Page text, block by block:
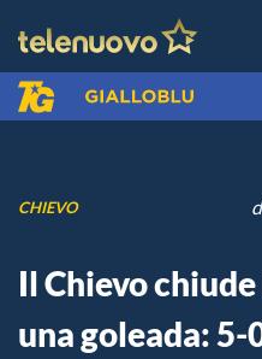
CHIEVO
Il Chievo
una goleada: 5-